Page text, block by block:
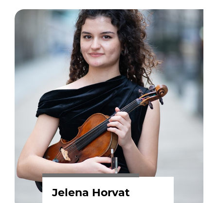
Jelena Horvat